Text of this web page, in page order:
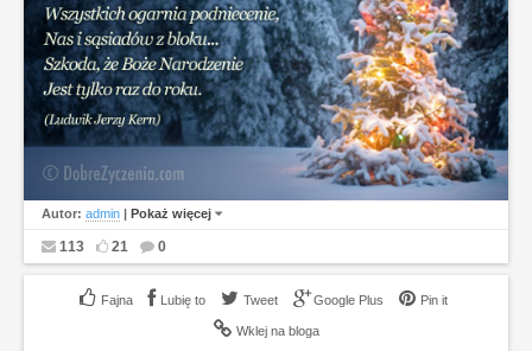
Autor: admin | Pokaż więcej
113 21 0
Lubię to Tweet Google Plus Pin it
Wklej na bloga